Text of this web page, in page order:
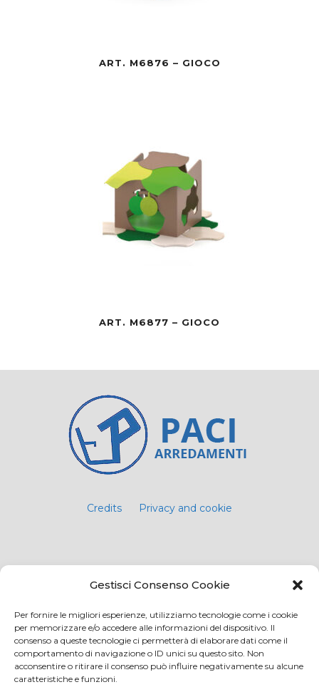
Gestisci Consenso Cookie
Per fornire le migliori esperienze, utilizziamo tecnologie come i cookie
per memorizzare e/o accedere alle informazioni del dispositivo. Il
consenso a queste tecnologie ci permetterà di elaborare dati come il
comportamento di navigazione o ID unici su questo sito. Non
acconsentire o ritirare il consenso può influire negativamente su alcune
caratteristiche e funzioni.
ART. M6876 – GIOCO
ART. M6877 – GIOCO
Credits Privacy and cookie
E-mail: info@paciarrediscolastici.com
PEC: pacisrl@interfreepec.it
Tel e Fax: +39 0571 675108
PI e CF: 05012160486 Registro delle Imprese di